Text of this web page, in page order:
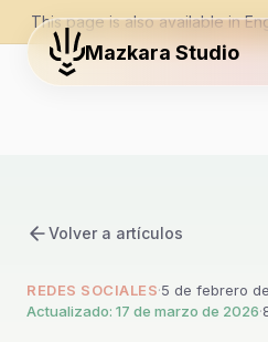
This page is also available in
Mazkara Studio
Volver a artículos
REDES SOCIALES·5 de febrero
Actualizado: 17 de marzo de 2026·